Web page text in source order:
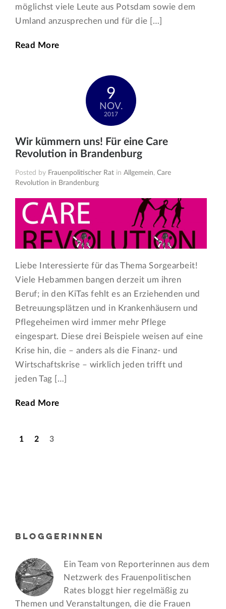
möglichst viele Leute aus Potsdam sowie dem
Umland anzusprechen und für die […]
Read More
9
NOV.
2017
Wir kümmern uns! Für eine Care
Revolution in Brandenburg
Posted by Frauenpolitischer Rat inAllgemein,Care
Revolution in Brandenburg
Liebe Interessierte für das Thema Sorgearbeit!
Viele Hebammen bangen derzeit um ihren
Beruf; in den KiTas fehlt es an Erziehenden und
Betreuungsplätzen und in Krankenhäusern und
Pflegeheimen wird immer mehr Pflege
eingespart. Diese drei Beispiele weisen auf eine
Krise hin, die – anders als die Finanz- und
Wirtschaftskrise – wirklich jeden trifft und
jeden Tag […]
Read More
1 2 3
BLOGGERINNEN
Ein Team von Reporterinnen aus dem
Netzwerk des Frauen­politischen
Rates bloggt hier regelmäßig zu
Themen und Veran­staltungen, die die Frauen